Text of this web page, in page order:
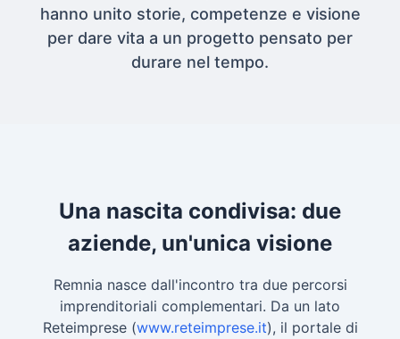
hanno unito storie, competenze e visione
per dare vita a un progetto pensato per
durare nel tempo.
Una nascita condivisa: due
aziende, un'unica visione
Remnia nasce dall'incontro tra due percorsi
imprenditoriali complementari. Da un lato
Reteimprese (www.reteimprese.it), il portale di